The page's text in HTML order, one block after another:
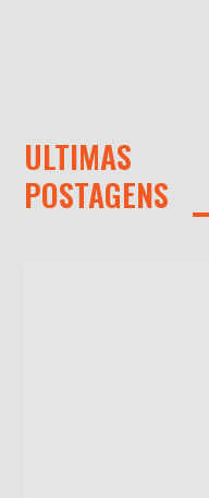
ULTIMAS
POSTAGENS